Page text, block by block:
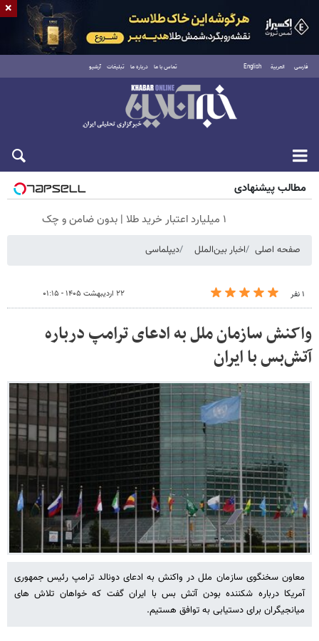
فارسی العربية English تماس با ما درباره ما تبلیغات آرشیو
پنجشنبه ۱۵ مرداد ۱۴۰۵
مطالب پیشنهادی
۱ میلیارد اعتبار خرید طلا | بدون ضامن و چک
صفحه اصلی اخبار بین‌الملل دیپلماسی
۱ نفر ۲۲ اردیبهشت ۱۴۰۵ - ۰۱:۱۵
واکنش سازمان ملل به ادعای ترامپ درباره
آتش‌بس با ایران
معاون سخنگوی سازمان ملل در واکنش به ادعای دونالد ترامپ رئیس جمهوری
آمریکا درباره شکننده بودن آتش بس با ایران گفت که خواهان تلاش های
میانجیگران برای دستیابی به توافق هستیم.
×